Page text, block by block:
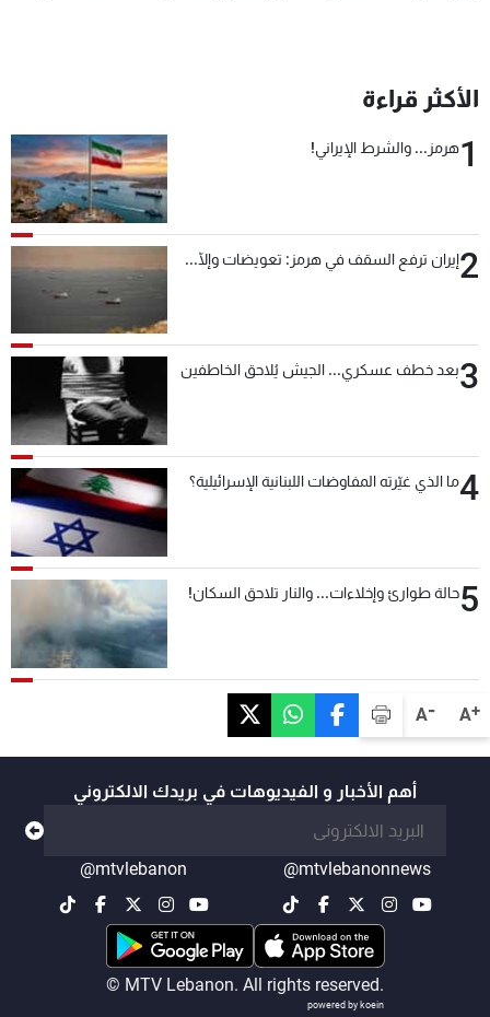
A+
A-
الأكثر قراءة
1هرمز... والشرط الإيراني!
2إيران ترفع السقف في هرمز: تعويضات وإلّا...
3بعد خطف عسكري... الجيش يُلاحق الخاطفين
4ما الذي غيّرته المفاوضات اللبنانية الإسرائيلية؟
5حالة طوارئ وإخلاءات... والنار تلاحق السكان!
أهم الأخبار و الفيديوهات في بريدك الالكتروني
@mtvlebanonnews
@mtvlebanon
© MTV Lebanon. All rights reserved.
powered by koein